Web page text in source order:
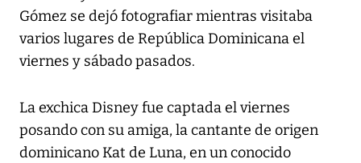
Gómez se dejó fotografiar mientras visitaba
varios lugares de República Dominicana el
viernes y sábado pasados.
La exchica Disney fue captada el viernes
posando con su amiga, la cantante de origen
dominicano Kat de Luna, en un conocido